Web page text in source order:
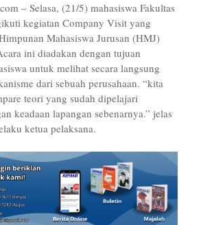
– Selasa, (21/5) mahasiswa Fakultas
kegiatan Company Visit yang
Mahasiswa Jurusan (HMJ)
ini diadakan dengan tujuan
untuk melihat secara langsung
dari sebuah perusahaan. “kita
teori yang sudah dipelajari
keadaan lapangan sebenarnya.” jelas
ketua pelaksana.